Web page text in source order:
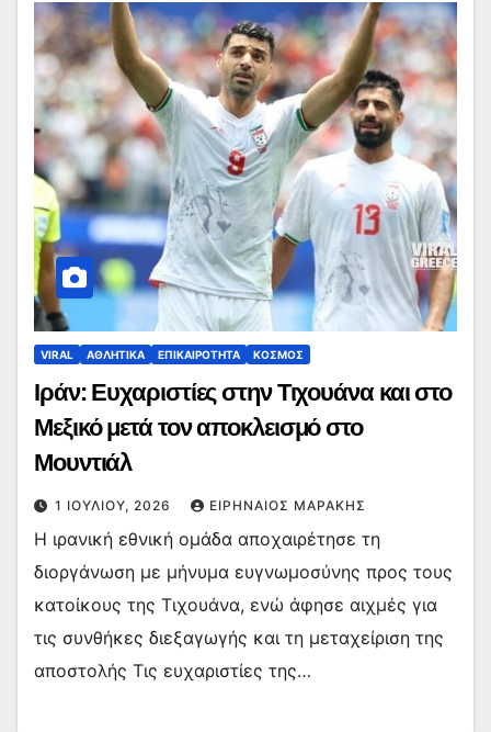
VIRAL ΑΘΛΗΤΙΚΑ ΕΠΙΚΑΙΡΟΤΗΤΑ ΚΟΣΜΟΣ
Ιράν: Ευχαριστίες στην Τιχουάνα και στο
Μεξικό μετά τον αποκλεισμό στο
Μουντιάλ
1 ΙΟΥΛΊΟΥ, 2026 ΕΙΡΗΝΑΊΟΣ ΜΑΡΆΚΗΣ
Η ιρανική εθνική ομάδα αποχαιρέτησε τη
διοργάνωση με μήνυμα ευγνωμοσύνης προς τους
κατοίκους της Τιχουάνα, ενώ άφησε αιχμές για
τις συνθήκες διεξαγωγής και τη μεταχείριση της
αποστολής Τις ευχαριστίες της…